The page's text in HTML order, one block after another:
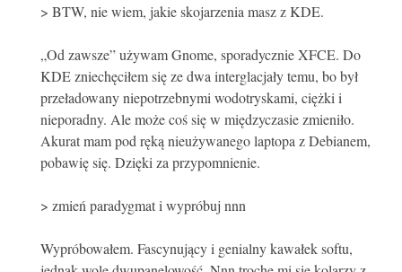
> BTW, nie wiem, jakie skojarzenia masz z KDE.
„Od zawsze” używam Gnome, sporadycznie XFCE. Do
KDE zniechęciłem się ze dwa interglacjały temu, bo był
przeładowany niepotrzebnymi wodotryskami, ciężki i
nieporadny. Ale może coś się w międzyczasie zmieniło.
Akurat mam pod ręką nieużywanego laptopa z Debianem,
pobawię się. Dzięki za przypomnienie.
> zmień paradygmat i wypróbuj nnn
Wypróbowałem. Fascynujący i genialny kawałek softu,